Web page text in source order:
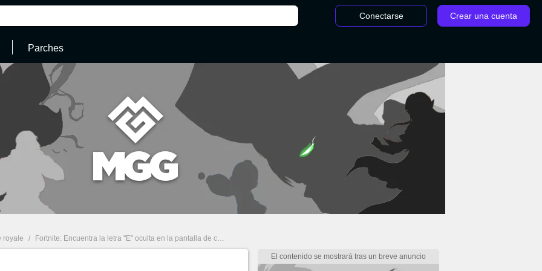
Conectarse Crear una cuenta
Parches
royale / Fortnite: Encuentra la letra "E" oculta en la pantalla de carga, desafío